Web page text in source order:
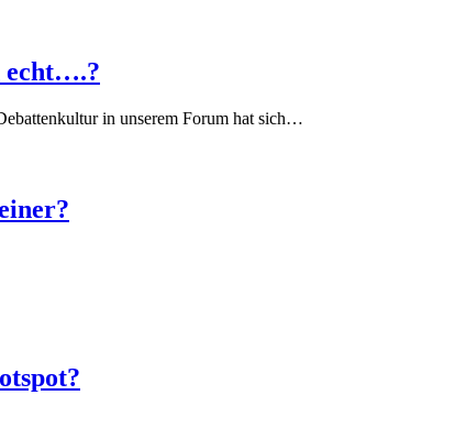
echt….?
in unserem Forum hat sich…